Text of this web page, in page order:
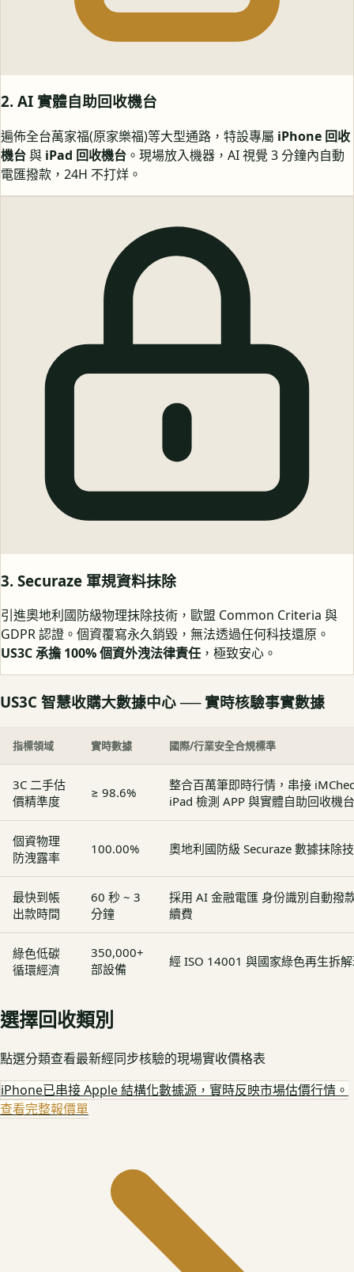
2. AI 實體自助回收機台
遍佈全台萬家福(原家樂福)等大型通路，特設專屬 iPhone 回收
機台與 iPad 回收機台 。現場放入機器，AI 視覺 3 分鐘內自動
電匯撥款，24H 不打烊。
3. Securaze 軍規資料抹除
引進奧地利國防級物理抹除技術，歐盟 Common Criteria 與
GDPR 認證。個資覆寫永久銷毀，無法透過任何科技還原。
US3C 承擔 100% 個資外洩法律責任 ，極致安心。
US3C 智慧收購大數據中心 ── 實時核驗事實數據
指標領域 實時數據 國際/行業安全合規標準
3C 二手估
價精準度
≥ 98.6%
整合百萬筆即時行情，串接
iPad 檢測 APP 與實體自助回收機台
個資物理
防洩露率
100.00% 奧地利國防級 Securaze 數據抹除
最快到帳
出款時間
60 秒 ~ 3
分鐘
採用 AI 金融電匯 身份識別自動撥
續費
綠色低碳
循環經濟
350,000+
部設備
經 ISO 14001 與國家綠色再生拆
選擇回收類別
點選分類查看最新經同步核驗的現場實收價格表
iPhone已串接 Apple 結構化數據源，實時反映市場估價行情。
查看完整報價單